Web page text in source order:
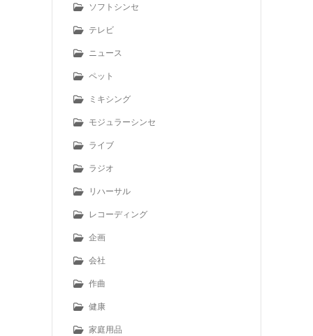
ソフトシンセ
テレビ
ニュース
ペット
ミキシング
モジュラーシンセ
ライブ
ラジオ
リハーサル
レコーディング
企画
会社
作曲
健康
家庭用品